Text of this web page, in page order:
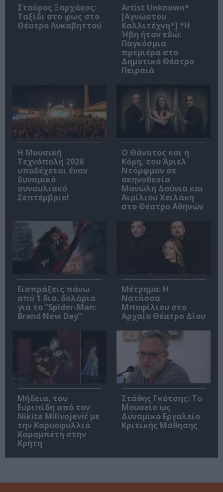
Σταύρος Ξαρχάκος:
Ταξίδι στο φως στο
Θέατρο Λυκαβηττού
Artist Unknown*
[Αγνώστου
Καλλιτέχνη*] *Η
Ήβη ήταν εδώ:
Παγκόσμια
πρεμιέρα στο
Δημοτικό Θέατρο
Πειραιά
Η Μουσική
Τεχνόπολη 2026
υποδέχεται έναν
δυναμικό
συναυλιακό
Σεπτέμβριο!
Ο Θάνατος και η
Κόρη, του Άριελ
Ντόρφμαν σε
σκηνοθεσία
Μανώλη Δούνια και
Αιμίλιου Χειλάκη
στο Θέατρο Αθηνών
Εισπράξεις πάνω
από 1 δισ. δολάρια
για το “Spider-Man:
Brand New Day”
Μέτρημα: Η
Νατάσσα
Μποφίλιου στο
Αρχαίο Θέατρο Δίου
Μήδεια, του
Ευριπίδη από τον
Nikita Milivojević με
την Καρυοφυλλιά
Καραμπέτη στην
Κρήτη
Στάθης Γκότσης: Το
Μουσείο ως
Δυναμικό Εργαλείο
Κριτικής Μάθησης